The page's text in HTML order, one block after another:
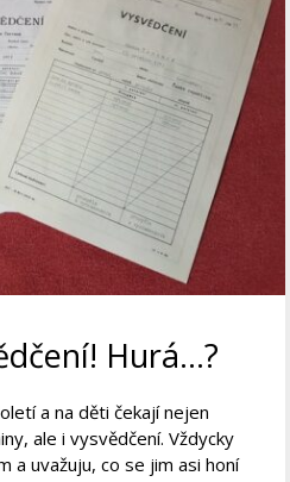
Hurá…?
a na děti čekají nejen
ale i vysvědčení. Vždycky
a uvažuju, co se jim asi honí